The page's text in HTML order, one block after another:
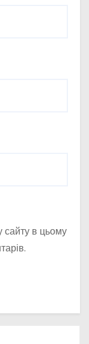
сайту в цьому